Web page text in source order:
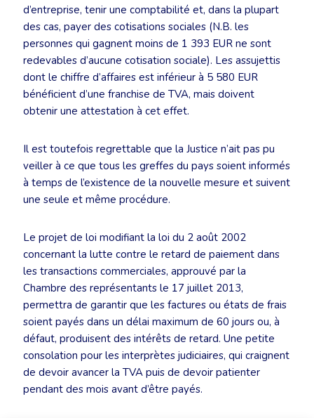
d’entreprise, tenir une comptabilité et, dans la plupart
des cas, payer des cotisations sociales (N.B. les
personnes qui gagnent moins de 1 393 EUR ne sont
redevables d’aucune cotisation sociale). Les assujettis
dont le chiffre d’affaires est inférieur à 5 580 EUR
bénéficient d’une franchise de TVA, mais doivent
obtenir une attestation à cet effet.
Il est toutefois regrettable que la Justice n’ait pas pu
veiller à ce que tous les greffes du pays soient informés
à temps de l’existence de la nouvelle mesure et suivent
une seule et même procédure.
Le projet de loi modifiant la loi du 2 août 2002
concernant la lutte contre le retard de paiement dans
les transactions commerciales, approuvé par la
Chambre des représentants le 17 juillet 2013,
permettra de garantir que les factures ou états de frais
soient payés dans un délai maximum de 60 jours ou, à
défaut, produisent des intérêts de retard. Une petite
consolation pour les interprètes judiciaires, qui craignent
de devoir avancer la TVA puis de devoir patienter
pendant des mois avant d’être payés.